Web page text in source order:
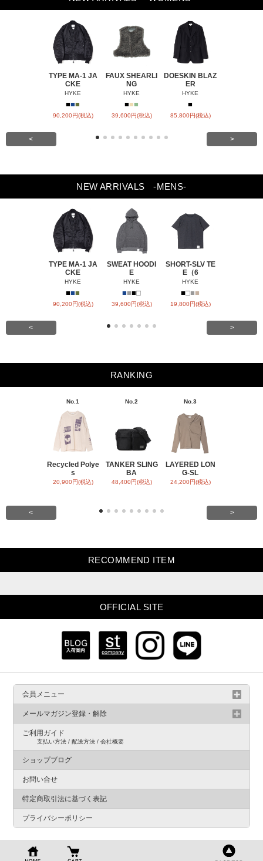
TYPE MA-1 JA
CKE
HYKE
■■■
90,200円(税込)
FAUX SHEARLI
NG
HYKE
■■■
39,600円(税込)
DOESKIN BLAZ
ER
HYKE
■
85,800円(税込)
< >
NEW ARRIVALS -MENS-
TYPE MA-1 JA
CKE
HYKE
■■■
90,200円(税込)
SWEAT HOODI
E
HYKE
■■■□
39,600円(税込)
SHORT-SLV TE
E（6
HYKE
■□■■
19,800円(税込)
< >
RANKING
No.1
Recycled Polye
s
20,900円(税込)
No.2
TANKER SLING
BA
48,400円(税込)
No.3
LAYERED LON
G-SL
24,200円(税込)
< >
RECOMMEND ITEM
OFFICIAL SITE
会員メニュー
メールマガジン登録・解除
ご利用ガイド
支払い方法 / 配送方法 / 会社概要
ショップブログ
お問い合せ
特定商取引法に基づく表記
プライバシーポリシー